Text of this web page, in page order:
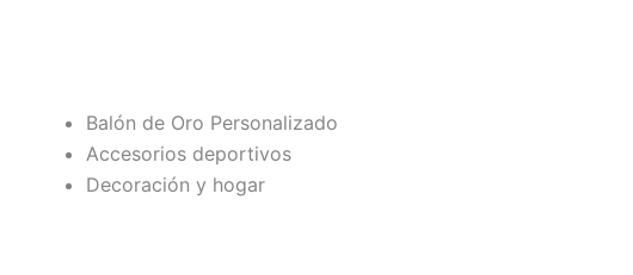
Balón de Oro Personalizado
Accesorios deportivos
Decoración y hogar